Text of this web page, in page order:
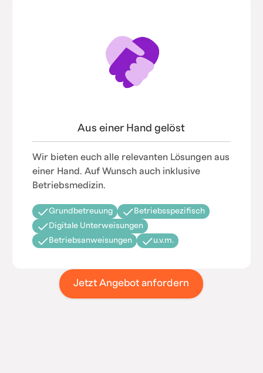
Aus einer Hand gelöst
Wir bieten euch alle relevanten Lösungen aus
einer Hand. Auf Wunsch auch inklusive
Betriebsmedizin.
Grundbetreuung
Betriebsspezifisch
Digitale Unterweisungen
Betriebsanweisungen
u.v.m.
Jetzt Angebot anfordern